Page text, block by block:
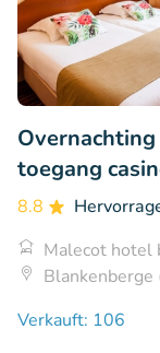
toegang
8.8
Malecot hotel
Blankenberge
Verkauft: 106